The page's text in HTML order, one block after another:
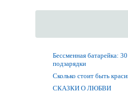
Бессменная батарейка: 30
подзарядки
Сколько стоит быть
СКАЗКИ О ЛЮБВИ